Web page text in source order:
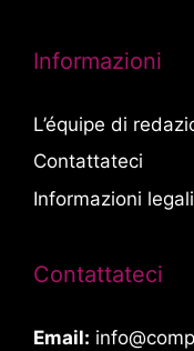
Informazioni
L’équipe di
Contattateci
Informazioni legali
Contattateci
Email: